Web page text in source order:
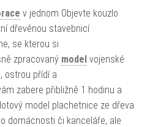
v jednom Objevte kouzlo
dřevěnou stavebnicí
se kterou si
zpracovaný model vojenské
ostrou přídí a
zabere přibližně 1 hodinu a
model plachetnice ze dřeva
domácnosti či kanceláře, ale